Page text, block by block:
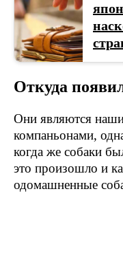
Откуда
Они являются
компаньонами,
когда же собаки
это произошло и
одомашненные